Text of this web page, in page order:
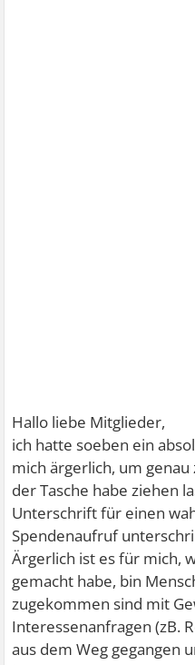
Hallo liebe Mitglieder,
ich hatte soeben ein
mich ärgerlich, um
der Tasche habe ziehen
Unterschrift für einen
Spendenaufruf
Ärgerlich ist es für mich,
gemacht habe, bin
zugekommen sind mit
Interessenanfragen (zB.
aus dem Weg gegangen